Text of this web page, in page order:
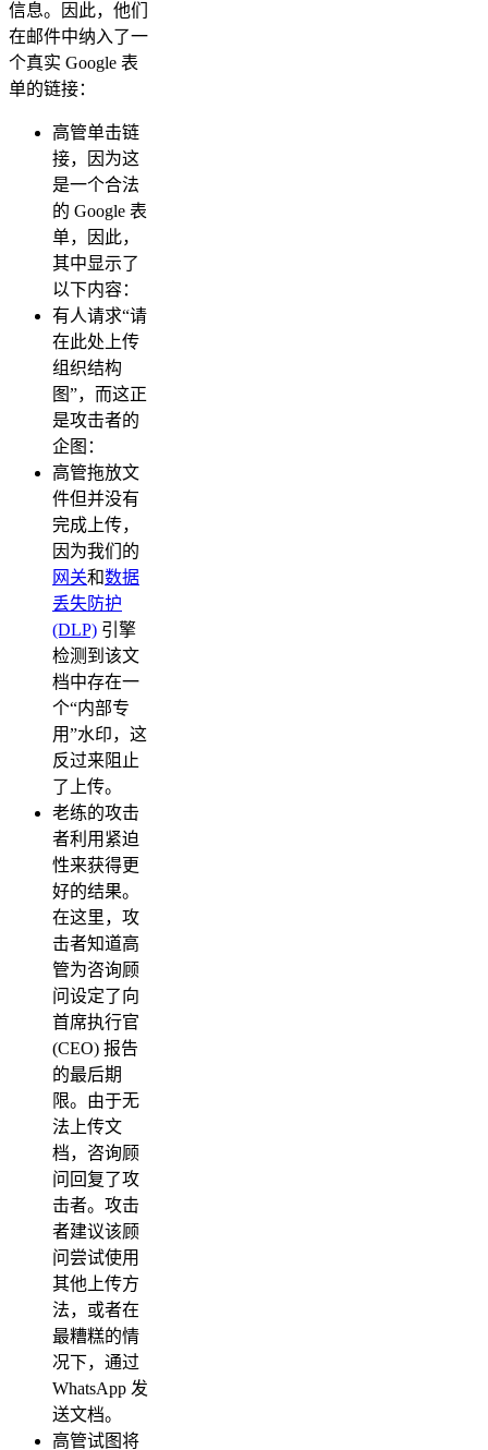
信息。因此，他们
在邮件中纳入了一
个真实 Google 表
单的链接：
高管单击链
接，因为这
是一个合法
的 Google 表
单，因此，
其中显示了
以下内容：
有人请求“请
在此处上传
组织结构
图”，而这正
是攻击者的
企图：
高管拖放文
件但并没有
完成上传，
因为我们的
网关和数据
丢失防护
(DLP) 引擎
检测到该文
档中存在一
个“内部专
用”水印，这
反过来阻止
了上传。
老练的攻击
者利用紧迫
性来获得更
好的结果。
在这里，攻
击者知道高
管为咨询顾
问设定了向
首席执行官
(CEO) 报告
的最后期
限。由于无
法上传文
档，咨询顾
问回复了攻
击者。攻击
者建议该顾
问尝试使用
其他上传方
法，或者在
最糟糕的情
况下，通过
WhatsApp 发
送文档。
高管试图将